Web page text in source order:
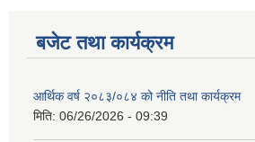
बजेट तथा कार्यक्रम
आर्थिक वर्ष २०८३/०८४ को नीति तथा कार्यक्रम
मिति: 06/26/2026 - 09:39